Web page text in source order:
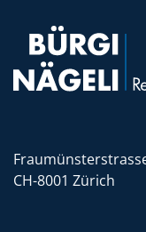
CH-8001 Zürich